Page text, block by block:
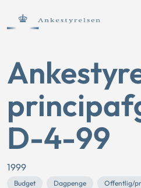
D-4-99
1999
Budget Dagpenge Offentlig/